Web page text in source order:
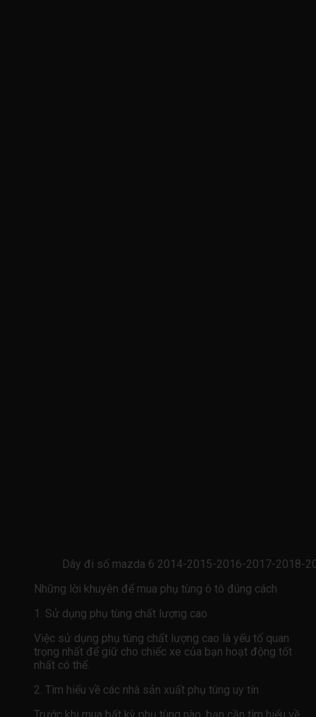
Dây đi số mazda 6 2014-2015-2016-2017-2018-
Những lời khuyên để mua phụ tùng ô tô đúng cách
1. Sử dụng phụ tùng chất lượng cao
Việc sử dụng phụ tùng chất lượng cao là yếu tố quan
trọng nhất để giữ cho chiếc xe của bạn hoạt động tốt
nhất có thể.
2. Tìm hiểu về các nhà sản xuất phụ tùng uy tín